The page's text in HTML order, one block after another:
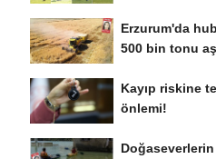
Erzurum'da
500 bin tonu
Kayıp riskine
önlemi!